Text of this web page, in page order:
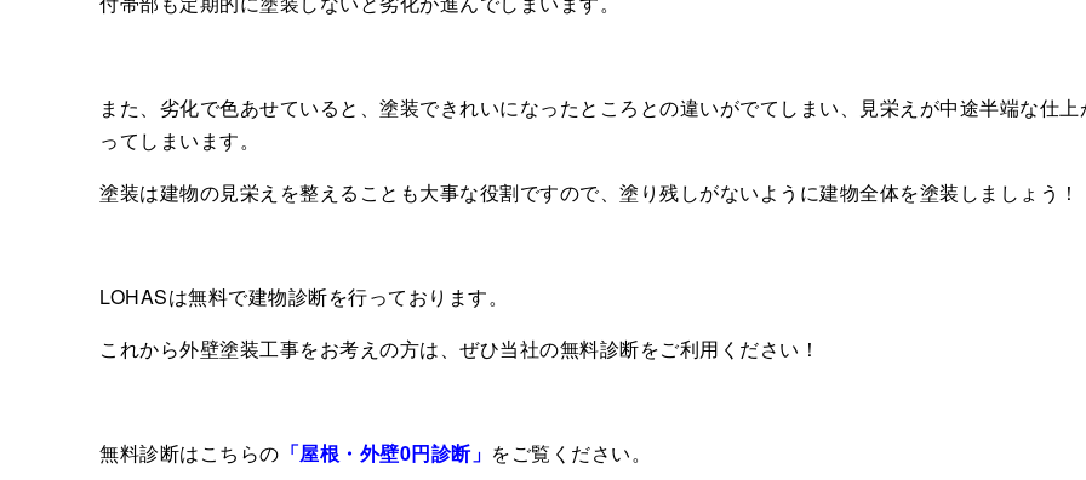
また、劣化で色あせていると、塗装できれいになったところとの違いがでてしまい、見栄えが中途半端な仕上
ってしまいます。
塗装は建物の見栄えを整えることも大事な役割ですので、塗り残しがないように建物全体を塗装しましょう！
LOHASは無料で建物診断を行っております。
これから外壁塗装工事をお考えの方は、ぜひ当社の無料診断をご利用ください！
無料診断はこちらの 「屋根・外壁0円診断」 をご覧ください。